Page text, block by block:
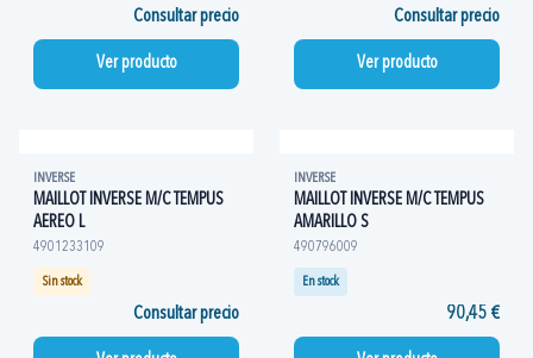
Consultar precio
Ver producto
Consultar precio
Ver producto
INVERSE
MAILLOT INVERSE M/C TEMPUS
AEREO L
4901233109
Sin stock
Consultar precio
INVERSE
MAILLOT INVERSE M/C TEMPUS
AMARILLO S
490796009
En stock
90,45 €